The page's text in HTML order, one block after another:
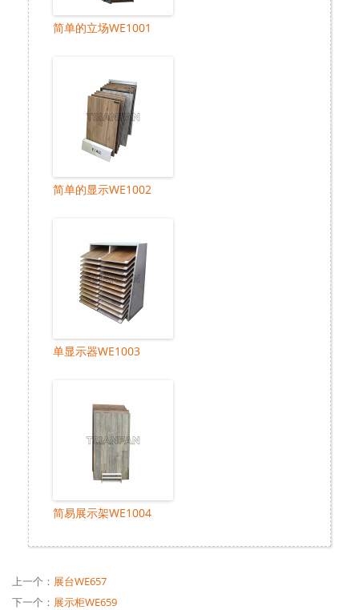
简单的立场WE1001
简单的显示WE1002
单显示器WE1003
简易展示架WE1004
上一个： 展台WE657
下一个： 展示柜WE659